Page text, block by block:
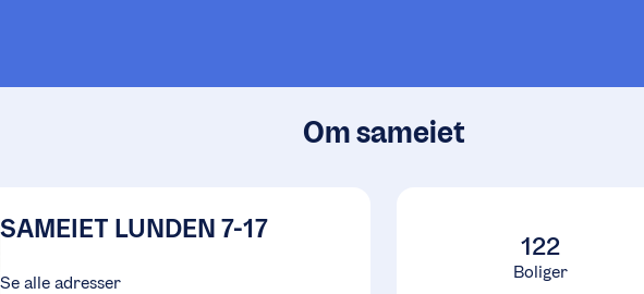
Om sameiet
SAMEIET LUNDEN 7-17
Se alle adresser
122
Boliger